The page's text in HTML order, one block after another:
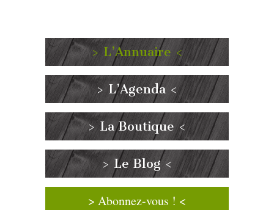
> L’Annuaire <
> L’Agenda <
> La Boutique <
> Le Blog <
> Abonnez-vous ! <